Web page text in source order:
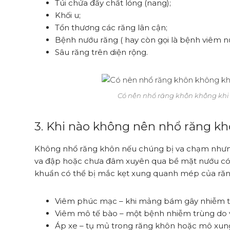
Túi chứa đầy chất lỏng (nang);
Khối u;
Tổn thương các răng lân cận;
Bệnh nướu răng ( hay còn gọi là bệnh viêm
Sâu răng trên diện rộng.
Có nên nhổ răng khôn không
3. Khi nào không nên nhổ răng
Không nhổ răng khôn nếu chúng bị va chạm
va đập hoặc chưa đâm xuyên qua bề mặt nướu
khuẩn có thể bị mắc kẹt xung quanh mép của
Viêm phúc mạc – khi mảng bám gây
Viêm mô tế bào – một bệnh nhiễm trùng do
Áp xe – tụ mủ trong răng khôn hoặc mô